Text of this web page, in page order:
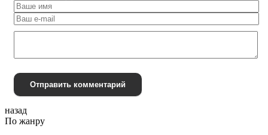
Отправить комментарий
назад
По жанру